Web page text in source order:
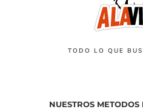
TODO LO QUE
NUESTROS METODOS